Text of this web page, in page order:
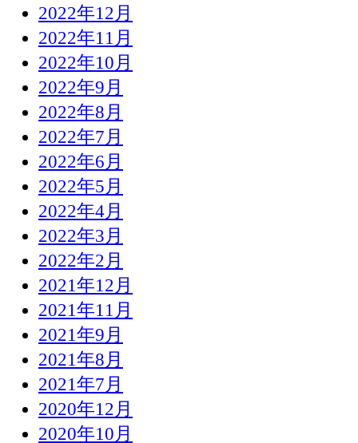
2022年12月
2022年11月
2022年10月
2022年9月
2022年8月
2022年7月
2022年6月
2022年5月
2022年4月
2022年3月
2022年2月
2021年12月
2021年11月
2021年9月
2021年8月
2021年7月
2020年12月
2020年10月